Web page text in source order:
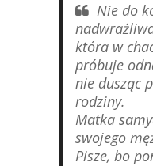
Nie do
która w
próbuje
nie dusząc
rodziny.
Matka
swojego
Pisze, bo